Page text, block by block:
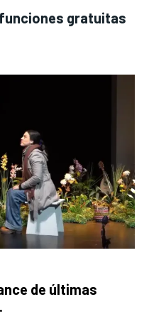
funciones gratuitas
de últimas